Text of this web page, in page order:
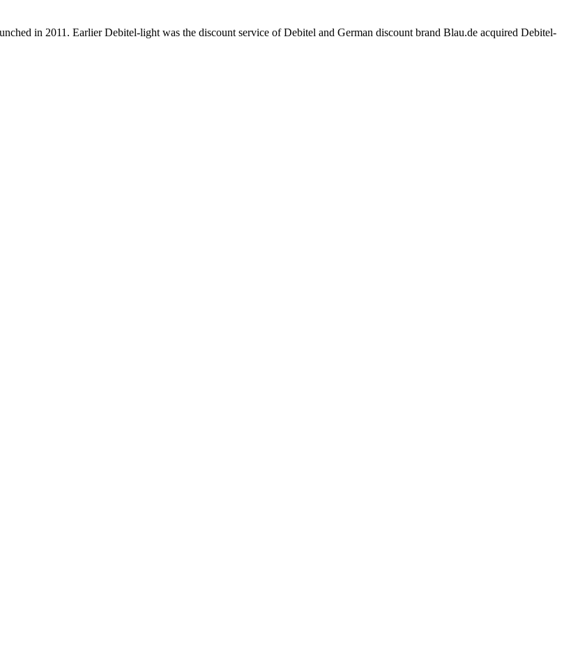
in 2011. Earlier Debitel-light was the discount service of Debitel and German discount brand Blau.de acquired Debitel-